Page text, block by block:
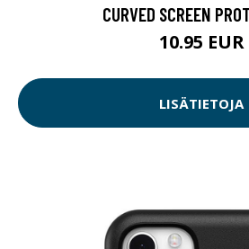
CURVED SCREEN
10.95 EUR
LISÄTIETOJA